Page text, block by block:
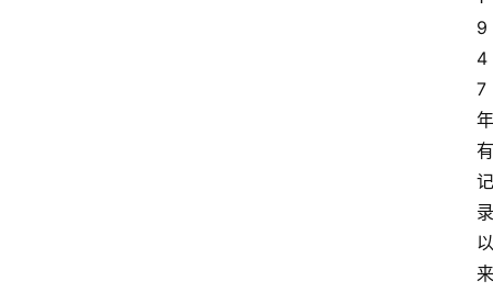
9
4
7
年
有
记
录
以
来